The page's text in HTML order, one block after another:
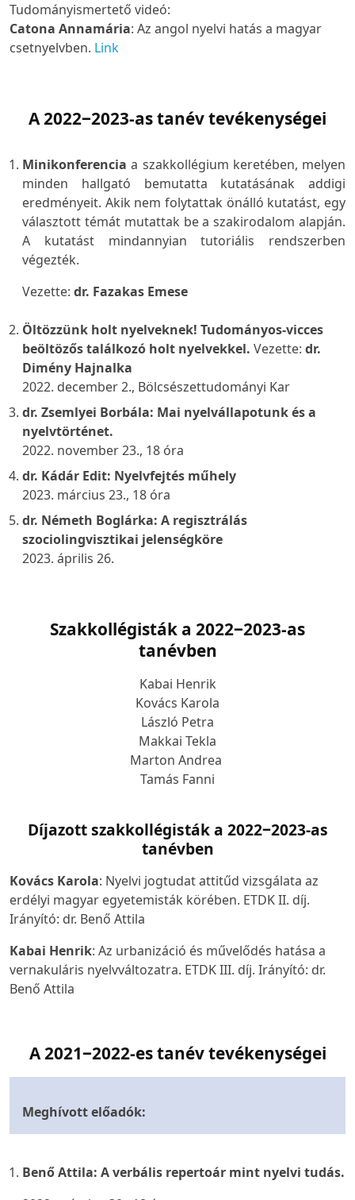
Tudományismertető videó:
Catona Annamária: Az angol nyelvi hatás a magyar
csetnyelvben. Link
A 2022‒2023-as tanév tevékenységei
Minikonferencia a szakkollégium keretében, melyen
minden hallgató bemutatta kutatásának addigi
eredményeit. Akik nem folytattak önálló kutatást, egy
választott témát mutattak be a szakirodalom alapján.
A kutatást mindannyian tutoriális rendszerben
végezték.
Vezette: dr. Fazakas Emese
Öltözzünk holt nyelveknek! Tudományos-vicces
beöltözős találkozó holt nyelvekkel. Vezette: dr.
Dimény Hajnalka
2022. december 2., Bölcsészettudományi Kar
dr. Zsemlyei Borbála: Mai nyelvállapotunk és a
nyelvtörténet.
2022. november 23., 18 óra
dr. Kádár Edit: Nyelvfejtés műhely
2023. március 23., 18 óra
dr. Németh Boglárka: A regisztrálás
szociolingvisztikai jelenségköre
2023. április 26.
Szakkollégisták a 2022‒2023-as
tanévben
Kabai Henrik
Kovács Karola
László Petra
Makkai Tekla
Marton Andrea
Tamás Fanni
Díjazott szakkollégisták a 2022‒2023-as
tanévben
Kovács Karola: Nyelvi jogtudat attitűd vizsgálata az
erdélyi magyar egyetemisták körében. ETDK II. díj.
Irányító: dr. Benő Attila
Kabai Henrik: Az urbanizáció és művelődés hatása a
vernakuláris nyelvváltozatra. ETDK III. díj. Irányító: dr.
Benő Attila
A 2021‒2022-es tanév tevékenységei
Meghívott előadók:
Benő Attila: A verbális repertoár mint nyelvi tudás.